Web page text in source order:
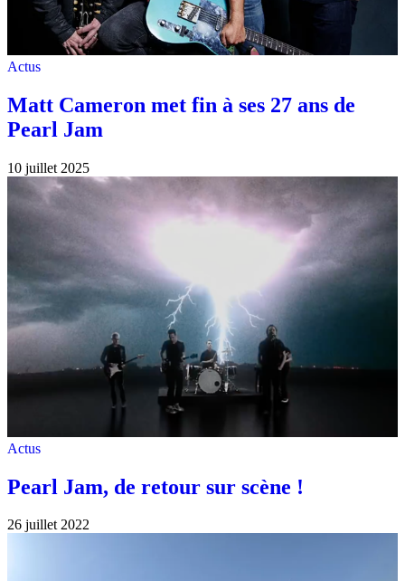
Actus
Matt Cameron met fin à ses 27 ans de
Pearl Jam
10 juillet 2025
Actus
Pearl Jam, de retour sur scène !
26 juillet 2022